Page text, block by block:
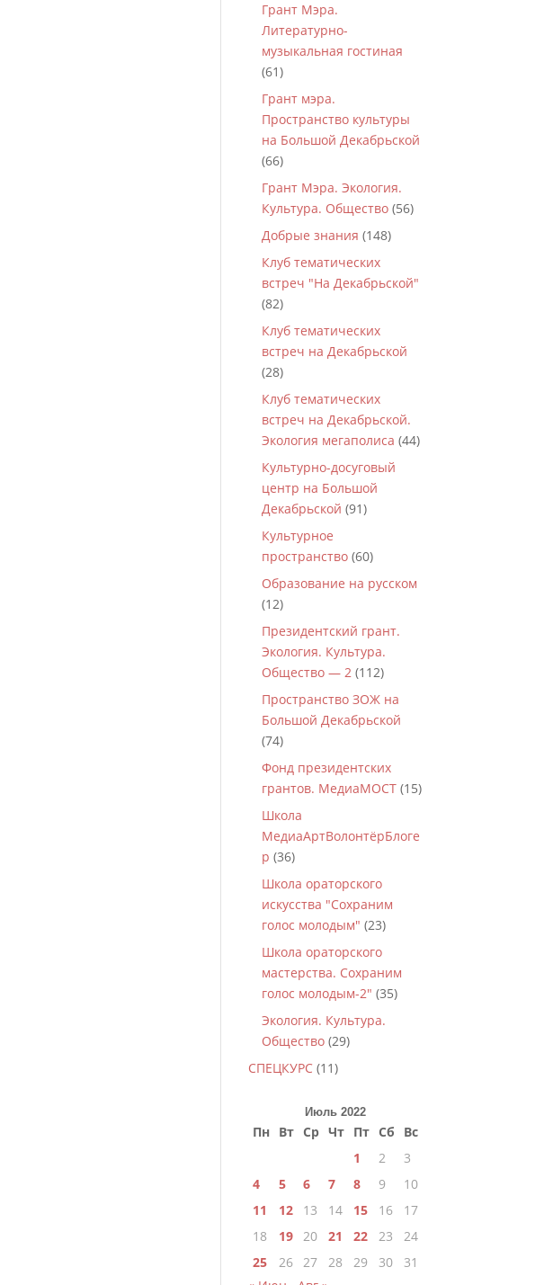
Грант Мэра.
Литературно-
музыкальная гостиная
(61)
Грант мэра.
Пространство культуры
на Большой Декабрьской
(66)
Грант Мэра. Экология.
Культура. Общество (56)
Добрые знания (148)
Клуб тематических
встреч "На Декабрьской"
(82)
Клуб тематических
встреч на Декабрьской
(28)
Клуб тематических
встреч на Декабрьской.
Экология мегаполиса (44)
Культурно-досуговый
центр на Большой
Декабрьской (91)
Культурное
пространство (60)
Образование на русском
(12)
Президентский грант.
Экология. Культура.
Общество — 2 (112)
Пространство ЗОЖ на
Большой Декабрьской
(74)
Фонд президентских
грантов. МедиаМОСТ (15)
Школа
МедиаАртВолонтёрБлоге
р (36)
Школа ораторского
искусства "Сохраним
голос молодым" (23)
Школа ораторского
мастерства. Сохраним
голос молодым-2" (35)
Экология. Культура.
Общество (29)
СПЕЦКУРС (11)
Июль 2022
Пн Вт Ср Чт Пт Сб
Вс
1
2
3
4
5 6 7 8 9
10
11
12 13 14 15 16
17
18
19 20 21 22 23
24
25
26 27 28 29 30
31